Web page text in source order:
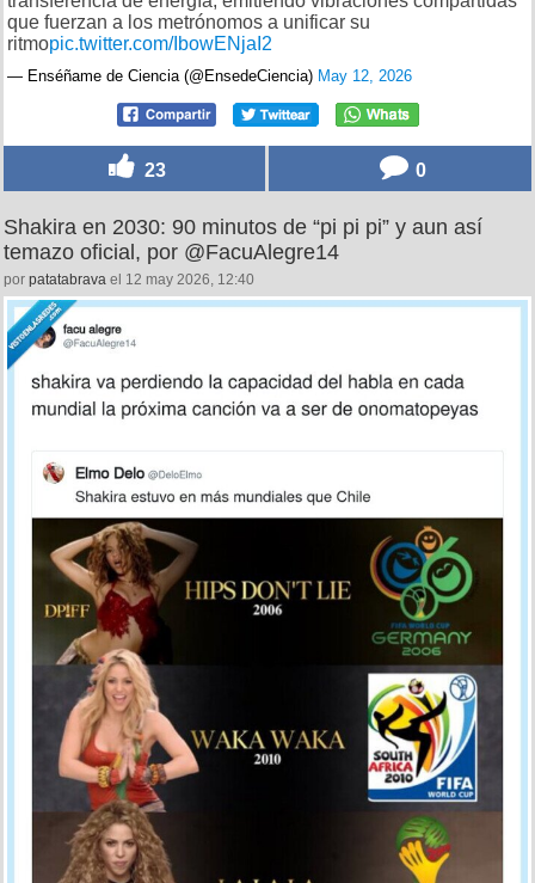
que fuerzan a los metrónomos a unificar su
ritmopic.twitter.com/IbowENjaI2
— Enséñame de Ciencia (@EnsedeCiencia) May 12, 2026
23 0
Shakira en 2030: 90 minutos de “pi pi pi” y aun así
temazo oficial, por @FacuAlegre14
por patatabrava el 12 may 2026, 12:40